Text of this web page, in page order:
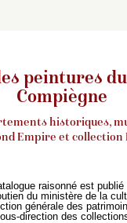
:
Panneau
du château de
15
peintures
Compiègne
historiques,
Empire et collection
raisonné est publié
du ministère de la
générale des
direction des